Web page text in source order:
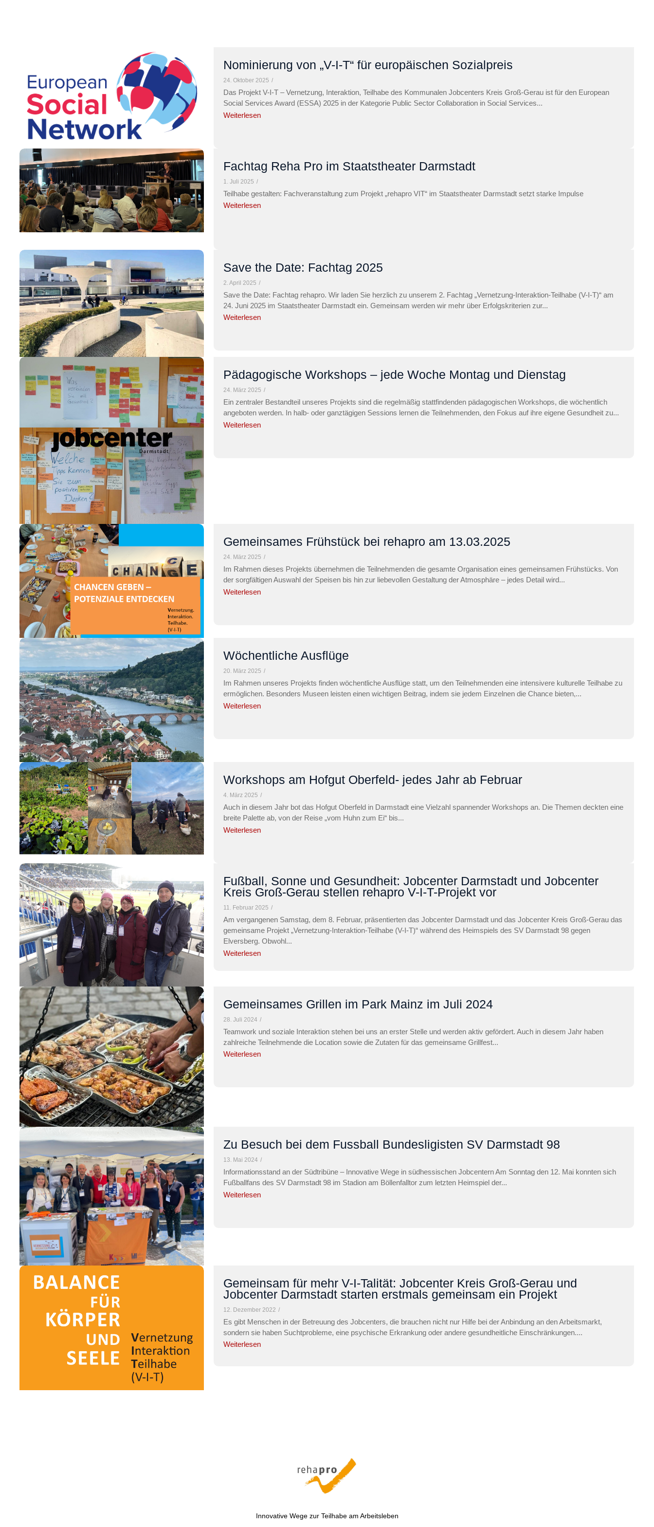
Nominierung von „V-I-T“ für europäischen Sozialpreis
24. Oktober 2025 /
Das Projekt V-I-T – Vernetzung, Interaktion, Teilhabe des Kommunalen Jobcenters Kreis Groß-Gerau ist für den European
Social Services Award (ESSA) 2025 in der Kategorie Public Sector Collaboration in Social Services...
Weiterlesen
Fachtag Reha Pro im Staatstheater Darmstadt
1. Juli 2025 /
Teilhabe gestalten: Fachveranstaltung zum Projekt „rehapro VIT“ im Staatstheater Darmstadt setzt starke Impulse
Weiterlesen
Save the Date: Fachtag 2025
2. April 2025 /
Save the Date: Fachtag rehapro. Wir laden Sie herzlich zu unserem 2. Fachtag „Vernetzung-Interaktion-Teilhabe (V-I-T)“ am
24. Juni 2025 im Staatstheater Darmstadt ein. Gemeinsam werden wir mehr über Erfolgskriterien zur...
Weiterlesen
Pädagogische Workshops – jede Woche Montag und Dienstag
24. März 2025 /
Ein zentraler Bestandteil unseres Projekts sind die regelmäßig stattfindenden pädagogischen Workshops, die wöchentlich
angeboten werden. In halb- oder ganztägigen Sessions lernen die Teilnehmenden, den Fokus auf ihre eigene Gesundheit zu...
Weiterlesen
Gemeinsames Frühstück bei rehapro am 13.03.2025
24. März 2025 /
Im Rahmen dieses Projekts übernehmen die Teilnehmenden die gesamte Organisation eines gemeinsamen Frühstücks. Von
der sorgfältigen Auswahl der Speisen bis hin zur liebevollen Gestaltung der Atmosphäre – jedes Detail wird...
Weiterlesen
Wöchentliche Ausflüge
20. März 2025 /
Im Rahmen unseres Projekts finden wöchentliche Ausflüge statt, um den Teilnehmenden eine intensivere kulturelle Teilhabe zu
ermöglichen. Besonders Museen leisten einen wichtigen Beitrag, indem sie jedem Einzelnen die Chance bieten,...
Weiterlesen
Workshops am Hofgut Oberfeld- jedes Jahr ab Februar
4. März 2025 /
Auch in diesem Jahr bot das Hofgut Oberfeld in Darmstadt eine Vielzahl spannender Workshops an. Die Themen deckten eine
breite Palette ab, von der Reise „vom Huhn zum Ei“ bis...
Weiterlesen
Fußball, Sonne und Gesundheit: Jobcenter Darmstadt und Jobcenter
Kreis Groß-Gerau stellen rehapro V-I-T-Projekt vor
11. Februar 2025 /
Am vergangenen Samstag, dem 8. Februar, präsentierten das Jobcenter Darmstadt und das Jobcenter Kreis Groß-Gerau das
gemeinsame Projekt „Vernetzung-Interaktion-Teilhabe (V-I-T)“ während des Heimspiels des SV Darmstadt 98 gegen
Elversberg. Obwohl...
Weiterlesen
Gemeinsames Grillen im Park Mainz im Juli 2024
28. Juli 2024 /
Teamwork und soziale Interaktion stehen bei uns an erster Stelle und werden aktiv gefördert. Auch in diesem Jahr haben
zahlreiche Teilnehmende die Location sowie die Zutaten für das gemeinsame Grillfest...
Weiterlesen
Zu Besuch bei dem Fussball Bundesligisten SV Darmstadt 98
13. Mai 2024 /
Informationsstand an der Südtribüne – Innovative Wege in südhessischen Jobcentern Am Sonntag den 12. Mai konnten sich
Fußballfans des SV Darmstadt 98 im Stadion am Böllenfalltor zum letzten Heimspiel der...
Weiterlesen
Gemeinsam für mehr V-I-Talität: Jobcenter Kreis Groß-Gerau und
Jobcenter Darmstadt starten erstmals gemeinsam ein Projekt
12. Dezember 2022 /
Es gibt Menschen in der Betreuung des Jobcenters, die brauchen nicht nur Hilfe bei der Anbindung an den Arbeitsmarkt,
sondern sie haben Suchtprobleme, eine psychische Erkrankung oder andere gesundheitliche Einschränkungen....
Weiterlesen
Innovative Wege zur Teilhabe am Arbeitsleben